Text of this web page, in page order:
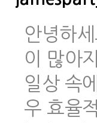
안녕하
이 많아
일상 속
우 효율